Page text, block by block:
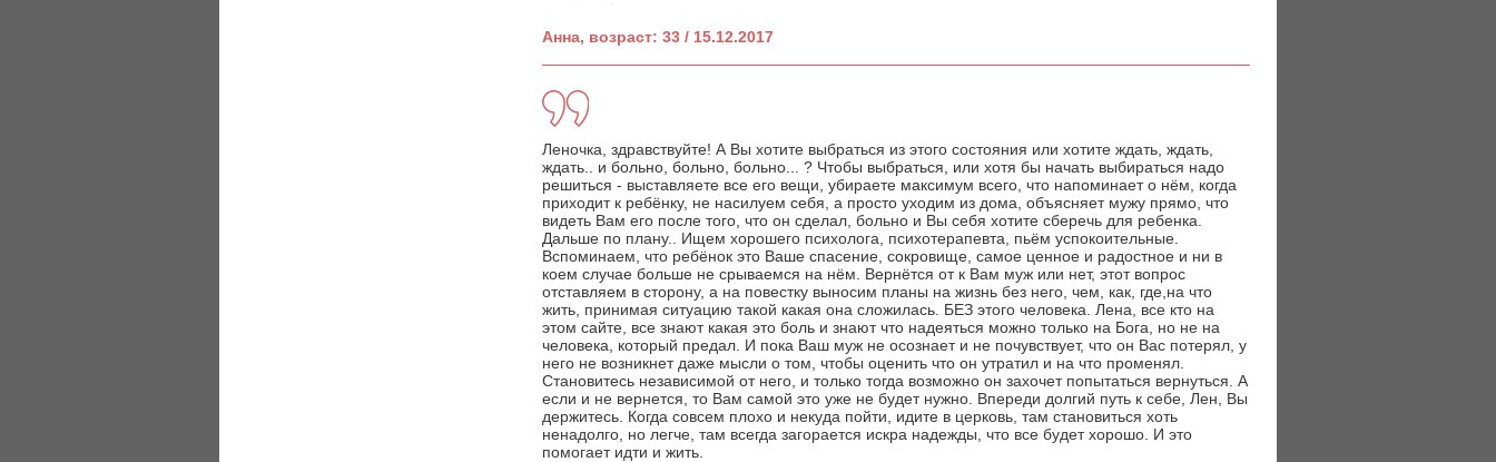
Анна, возраст: 33 / 15.12.2017
Леночка, здравствуйте! А Вы хотите выбраться из этого состояния или хотите ждать, ждать,
ждать.. и больно, больно, больно... ? Чтобы выбраться, или хотя бы начать выбираться надо
решиться - выставляете все его вещи, убираете максимум всего, что напоминает о нём, когда
приходит к ребёнку, не насилуем себя, а просто уходим из дома, объясняет мужу прямо, что
видеть Вам его после того, что он сделал, больно и Вы себя хотите сберечь для ребенка.
Дальше по плану.. Ищем хорошего психолога, психотерапевта, пьём успокоительные.
Вспоминаем, что ребёнок это Ваше спасение, сокровище, самое ценное и радостное и ни в
коем случае больше не срываемся на нём. Вернётся от к Вам муж или нет, этот вопрос
отставляем в сторону, а на повестку выносим планы на жизнь без него, чем, как, где,на что
жить, принимая ситуацию такой какая она сложилась. БЕЗ этого человека. Лена, все кто на
этом сайте, все знают какая это боль и знают что надеяться можно только на Бога, но не на
человека, который предал. И пока Ваш муж не осознает и не почувствует, что он Вас потерял, у
него не возникнет даже мысли о том, чтобы оценить что он утратил и на что променял.
Становитесь независимой от него, и только тогда возможно он захочет попытаться вернуться. А
если и не вернется, то Вам самой это уже не будет нужно. Впереди долгий путь к себе, Лен, Вы
держитесь. Когда совсем плохо и некуда пойти, идите в церковь, там становиться хоть
ненадолго, но легче, там всегда загорается искра надежды, что все будет хорошо. И это
помогает идти и жить.